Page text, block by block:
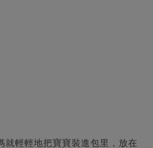
就輕輕地把寶寶裝進包里，放在